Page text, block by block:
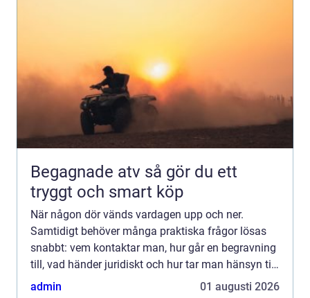
Begagnade atv så gör du ett
tryggt och smart köp
När någon dör vänds vardagen upp och ner.
Samtidigt behöver många praktiska frågor lösas
snabbt: vem kontaktar man, hur går en begravning
till, vad händer juridiskt och hur tar man hänsyn till
den avlidnes önskningar? I Bålsta finns erfarna
admin 01 augusti 2026